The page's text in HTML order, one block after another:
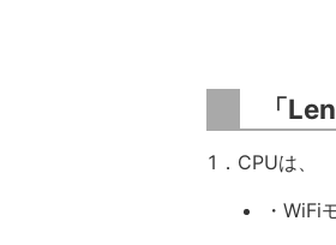
「
1．CPUは、
・WiFi